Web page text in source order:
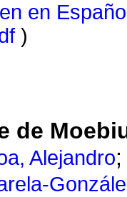
en
)
de
Alejandro